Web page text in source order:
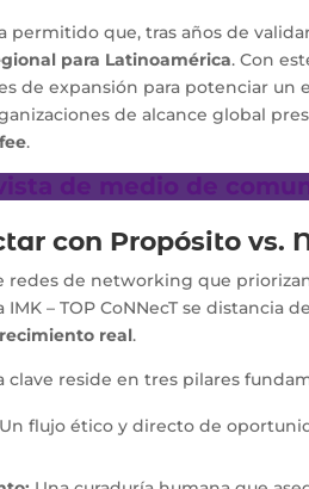
que, tras años de
para Latinoamérica. Con
de expansión para potenciar un
de alcance global
.
de medio de
con Propósito vs.
redes de networking que
IMK – TOP CoNNecT se
real.
clave reside en tres pilares
Un flujo ético y directo de